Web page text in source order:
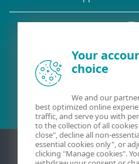
Esamas
Your
choice
We and our
best optimized online
traffic, and serve you with
to the collection of all
close", decline all non-
essential cookies only", or
clicking "Manage cookies".